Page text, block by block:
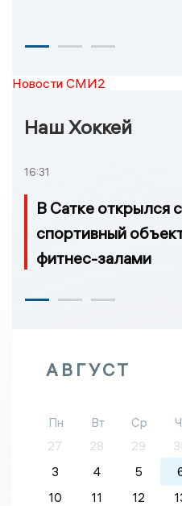
Новости СМИ2
Наш Хоккей
16:31
В Сатке открылся
спортивный
фитнес-залами
АВГУСТ
Пн Вт Ср
27
28 29
3
4 5
10
11 12